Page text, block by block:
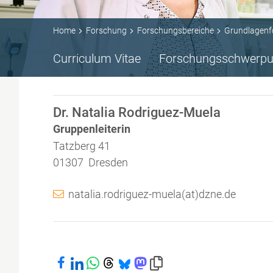
Home Forschung Forschungsbereiche
Curriculum Vitae
Dr. Natalia Rodriguez-Muela
Gruppenleiterin
Tatzberg 41
01307 Dresden
natalia.rodriguez-muela(at)dzne.de
Bei Facebook teilen
Bei LinkedIn teilen
Bei WhatsApp teilen
Bei Threads teilen
Bei Bluesky teilen
Bei Mastodon teilen
Link in die Zwischenablage kopieren